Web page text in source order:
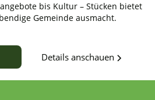
bis Kultur – Stücken bietet
Gemeinde ausmacht.
Details anschauen